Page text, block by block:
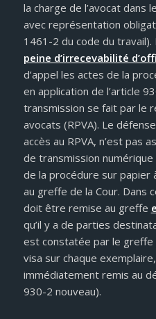
la charge de l’avocat dans
avec représentation
1461-2 du code du travail).
peine d’irrecevabilité
d’appel les actes de la
en application de l’article
transmission se fait par le
avocats (RPVA). Le
accès au RPVA, n’est pas
de transmission
de la procédure sur
au greffe de la Cour. Dans
doit être remise au greffe
qu’il y a de parties
est constatée par le
visa sur chaque
immédiatement remis au
930-2 nouveau).